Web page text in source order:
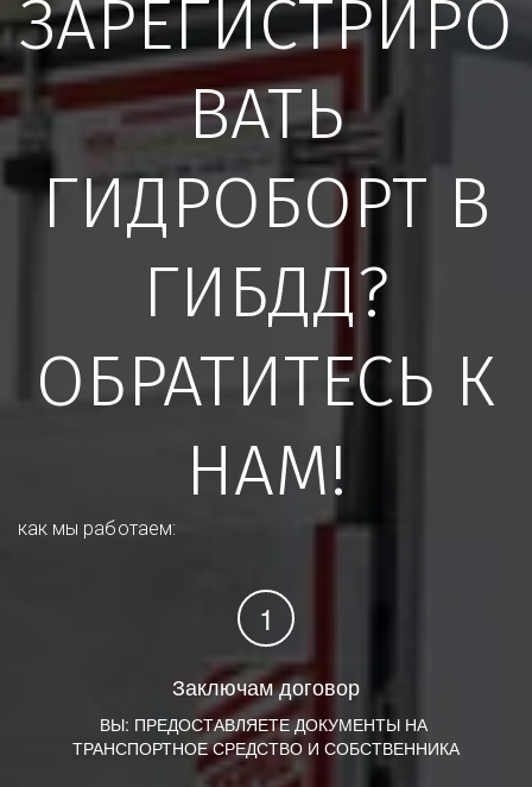
ЗАРЕГИСТРИРО
ВАТЬ
ГИДРОБОРТ В
ГИБДД?
ОБРАТИТЕСЬ К
НАМ!
как мы работаем:
Заключам договор
ВЫ: ПРЕДОСТАВЛЯЕТЕ ДОКУМЕНТЫ НА
ТРАНСПОРТНОЕ СРЕДСТВО И СОБСТВЕННИКА